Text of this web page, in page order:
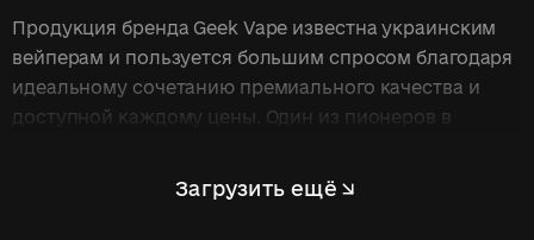
Продукция бренда Geek Vape известна украинским
вейперам и пользуется большим спросом благодаря
идеальному сочетанию премиального качества и
доступной каждому цены. Один из пионеров в
протяжении многих лет прочно удерживает
лидерские позиции и продолжает радовать
Загрузить ещё